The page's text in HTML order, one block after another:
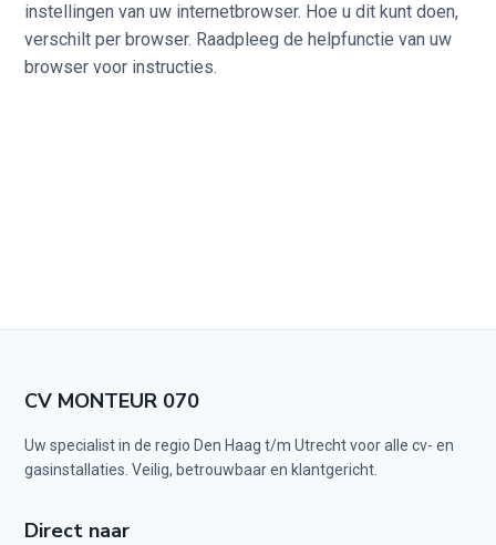
instellingen van uw internetbrowser. Hoe u dit kunt doen,
verschilt per browser. Raadpleeg de helpfunctie van uw
browser voor instructies.
CV MONTEUR 070
Uw specialist in de regio Den Haag t/m Utrecht voor alle cv- en
gasinstallaties. Veilig, betrouwbaar en klantgericht.
Direct naar